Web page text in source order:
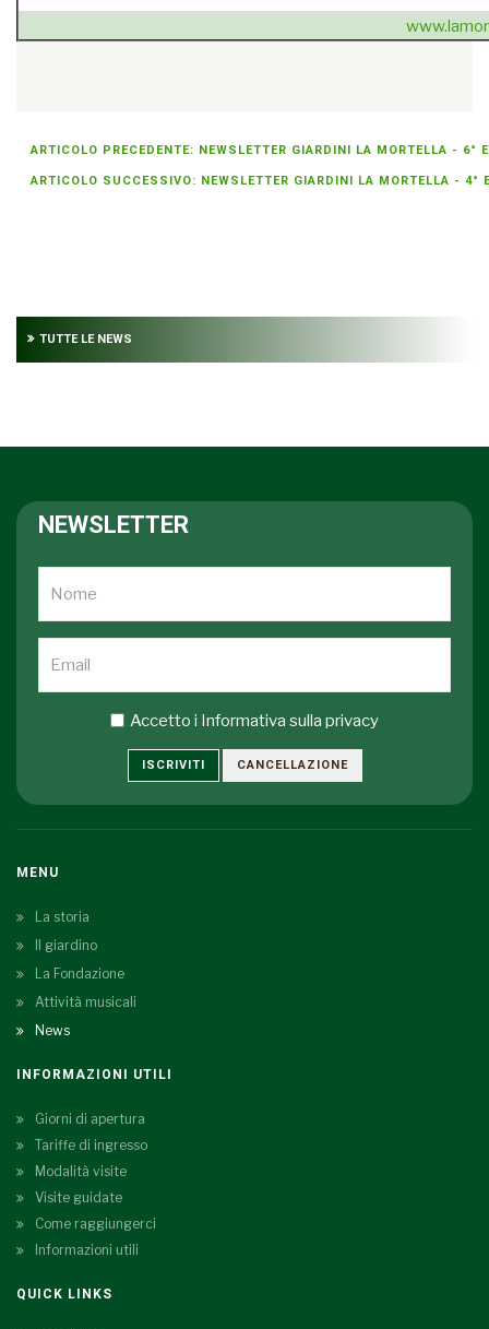
ARTICOLO PRECEDENTE: NEWSLETTER GIARDINI LA MORTELLA -
ARTICOLO SUCCESSIVO: NEWSLETTER GIARDINI LA MORTELLA -
TUTTE LE NEWS
NEWSLETTER
Accetto i Informativa sulla privacy
ISCRIVITI CANCELLAZIONE
MENU
La storia
Il giardino
La Fondazione
Attività musicali
News
INFORMAZIONI UTILI
Giorni di apertura
Tariffe di ingresso
Modalità visite
Visite guidate
Come raggiungerci
Informazioni utili
QUICK LINKS